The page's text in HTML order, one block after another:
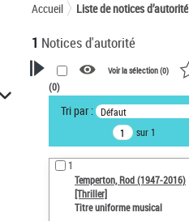
Accueil Liste de notices d’autorité
1 Notices d'autorité
VOTRE RECHERCHE
Recherche avancée dans les
notices d’autorité
Œuvres liées à l'auteur :
Temperton, Rod (1947-2016)
Auteur d’œuvre
Voir la sélection (0)
(0)
Tri par : Défaut
sur 1
1
Temperton, Rod (1947-2016)
[Thriller]
Titre uniforme musical